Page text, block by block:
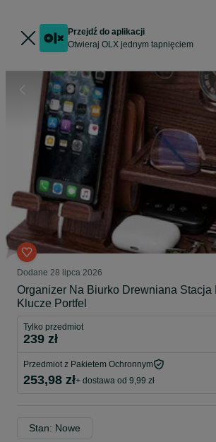
Przejdź do aplikacji
Otwieraj OLX jednym tapnięciem
Dodane 28 lipca 2026
Organizer Na Biurko Drewniana
Klucze Portfel
Tylko przedmiot
239 zł
Przedmiot z Pakietem Ochronnym
253,98 zł+ dostawa od 9,99 zł
Stan: Nowe